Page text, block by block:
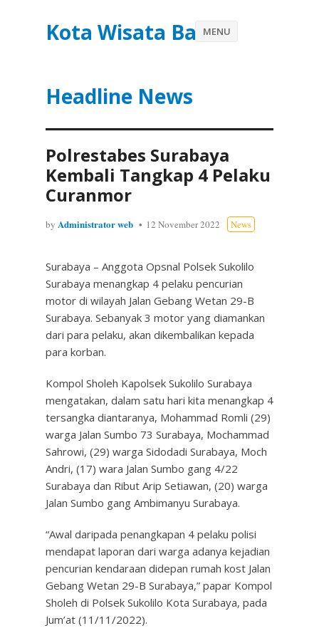
Kota Wisata Batu
Headline News
MENU
Polrestabes Surabaya
Kembali Tangkap 4 Pelaku
Curanmor
by Administrator web 12 November 2022 News
Surabaya – Anggota Opsnal Polsek Sukolilo
Surabaya menangkap 4 pelaku pencurian
motor di wilayah Jalan Gebang Wetan 29-B
Surabaya. Sebanyak 3 motor yang diamankan
dari para pelaku, akan dikembalikan kepada
para korban.
Kompol Sholeh Kapolsek Sukolilo Surabaya
mengatakan, dalam satu hari kita menangkap 4
tersangka diantaranya, Mohammad Romli (29)
warga Jalan Sumbo 73 Surabaya, Mochammad
Sahrowi, (29) warga Sidodadi Surabaya, Moch
Andri, (17) wara Jalan Sumbo gang 4/22
Surabaya dan Ribut Arip Setiawan, (20) warga
Jalan Sumbo gang Ambimanyu Surabaya.
“Awal daripada penangkapan 4 pelaku polisi
mendapat laporan dari warga adanya kejadian
pencurian kendaraan didepan rumah kost Jalan
Gebang Wetan 29-B Surabaya,” papar Kompol
Sholeh di Polsek Sukolilo Kota Surabaya, pada
Jum’at (11/11/2022).